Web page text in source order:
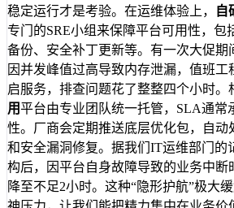
稳定运行才是考验。在运维体验上， 自
专门的SRE小组来保障平台可用性，包
备份、安全补丁更新等。有一次大促期
因并发峰值过高导致内存泄漏，值班
启服务，排查问题花了整整四个小时。
用平台由专业团队统一托管，SLA通常
性。厂商会定期推送底层优化包，自动
和安全漏洞修复。据我们IT运维部门的
构后，因平台自身故障导致的业务中断
降至不足2小时。这种“隐形护航”极大